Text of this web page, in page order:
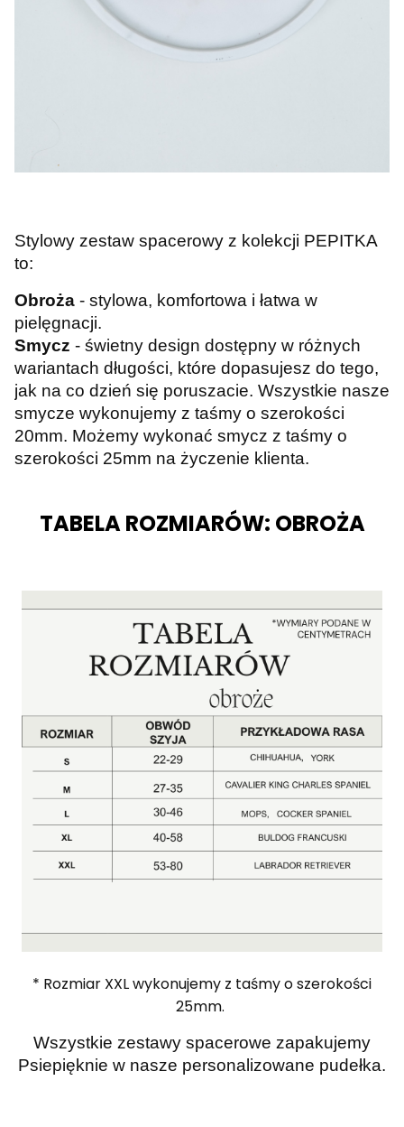
Stylowy zestaw spacerowy z kolekcji PEPITKA
to:
Obroża - stylowa, komfortowa i łatwa w
pielęgnacji.
Smycz - świetny design dostępny w różnych
wariantach długości, które dopasujesz do tego,
jak na co dzień się poruszacie. Wszystkie nasze
smycze wykonujemy z taśmy o szerokości
20mm. Możemy wykonać smycz z taśmy o
szerokości 25mm na życzenie klienta.
TABELA ROZMIARÓW: OBROŻA
* Rozmiar XXL wykonujemy z taśmy o szerokości
25mm.
Wszystkie zestawy spacerowe zapakujemy
Psiepięknie w nasze personalizowane pudełka.